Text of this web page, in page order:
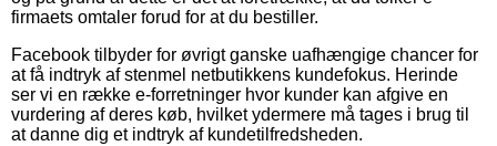
firmaets omtaler forud for at du bestiller.
Facebook tilbyder for øvrigt ganske uafhængige chancer for
at få indtryk af stenmel netbutikkens kundefokus. Herinde
ser vi en række e-forretninger hvor kunder kan afgive en
vurdering af deres køb, hvilket ydermere må tages i brug til
at danne dig et indtryk af kundetilfredsheden.